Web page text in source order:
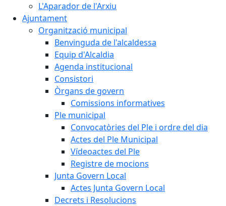
L'Aparador de l'Arxiu
Ajuntament
Organització municipal
Benvinguda de l'alcaldessa
Equip d'Alcaldia
Agenda institucional
Consistori
Òrgans de govern
Comissions informatives
Ple municipal
Convocatòries del Ple i ordre del dia
Actes del Ple Municipal
Vídeoactes del Ple
Registre de mocions
Junta Govern Local
Actes Junta Govern Local
Decrets i Resolucions